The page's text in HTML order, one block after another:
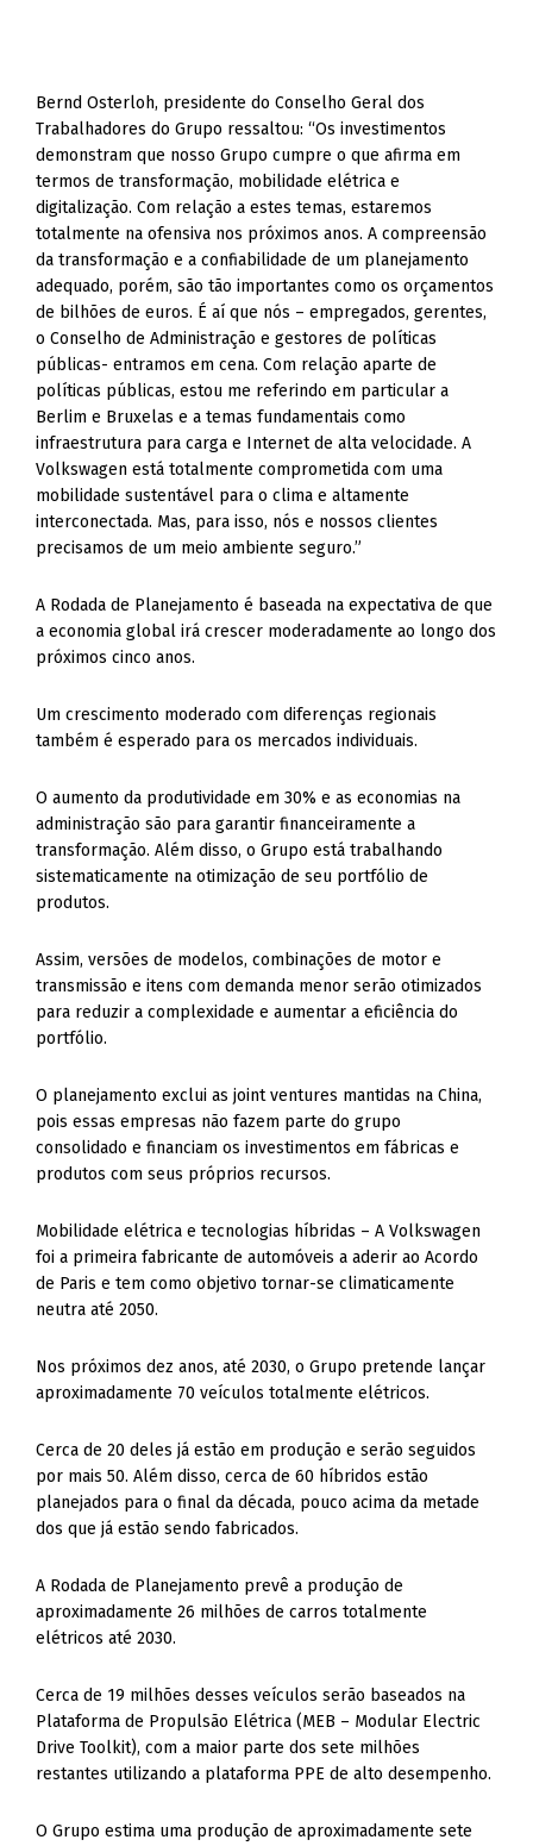
Bernd Osterloh, presidente do Conselho Geral dos
Trabalhadores do Grupo ressaltou: “Os investimentos
demonstram que nosso Grupo cumpre o que afirma em
termos de transformação, mobilidade elétrica e
digitalização. Com relação a estes temas, estaremos
totalmente na ofensiva nos próximos anos. A compreensão
da transformação e a confiabilidade de um planejamento
adequado, porém, são tão importantes como os orçamentos
de bilhões de euros. É aí que nós – empregados, gerentes,
o Conselho de Administração e gestores de políticas
públicas- entramos em cena. Com relação aparte de
políticas públicas, estou me referindo em particular a
Berlim e Bruxelas e a temas fundamentais como
infraestrutura para carga e Internet de alta velocidade. A
Volkswagen está totalmente comprometida com uma
mobilidade sustentável para o clima e altamente
interconectada. Mas, para isso, nós e nossos clientes
precisamos de um meio ambiente seguro.”
A Rodada de Planejamento é baseada na expectativa de que
a economia global irá crescer moderadamente ao longo dos
próximos cinco anos.
Um crescimento moderado com diferenças regionais
também é esperado para os mercados individuais.
O aumento da produtividade em 30% e as economias na
administração são para garantir financeiramente a
transformação. Além disso, o Grupo está trabalhando
sistematicamente na otimização de seu portfólio de
produtos.
Assim, versões de modelos, combinações de motor e
transmissão e itens com demanda menor serão otimizados
para reduzir a complexidade e aumentar a eficiência do
portfólio.
O planejamento exclui as joint ventures mantidas na China,
pois essas empresas não fazem parte do grupo
consolidado e financiam os investimentos em fábricas e
produtos com seus próprios recursos.
Mobilidade elétrica e tecnologias híbridas – A Volkswagen
foi a primeira fabricante de automóveis a aderir ao Acordo
de Paris e tem como objetivo tornar-se climaticamente
neutra até 2050.
Nos próximos dez anos, até 2030, o Grupo pretende lançar
aproximadamente 70 veículos totalmente elétricos.
Cerca de 20 deles já estão em produção e serão seguidos
por mais 50. Além disso, cerca de 60 híbridos estão
planejados para o final da década, pouco acima da metade
dos que já estão sendo fabricados.
A Rodada de Planejamento prevê a produção de
aproximadamente 26 milhões de carros totalmente
elétricos até 2030.
Cerca de 19 milhões desses veículos serão baseados na
Plataforma de Propulsão Elétrica (MEB – Modular Electric
Drive Toolkit), com a maior parte dos sete milhões
restantes utilizando a plataforma PPE de alto desempenho.
O Grupo estima uma produção de aproximadamente sete